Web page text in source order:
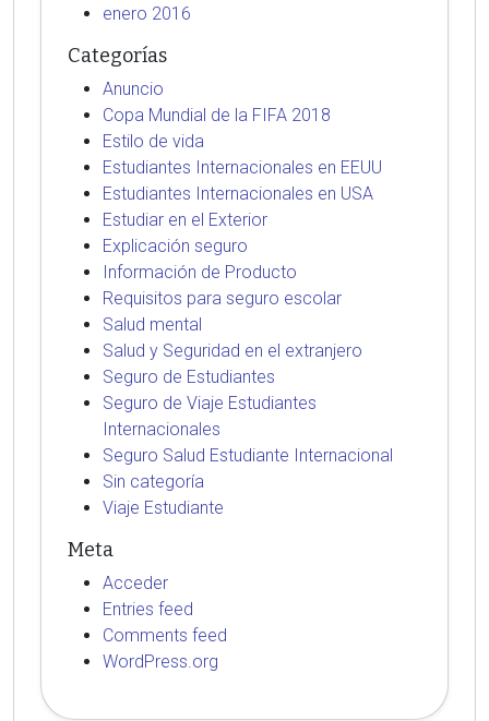
enero 2016
Categorías
Anuncio
Copa Mundial de la FIFA 2018
Estilo de vida
Estudiantes Internacionales en EEUU
Estudiantes Internacionales en USA
Estudiar en el Exterior
Explicación seguro
Información de Producto
Requisitos para seguro escolar
Salud mental
Salud y Seguridad en el extranjero
Seguro de Estudiantes
Seguro de Viaje Estudiantes
Internacionales
Seguro Salud Estudiante Internacional
Sin categoría
Viaje Estudiante
Meta
Acceder
Entries feed
Comments feed
WordPress.org